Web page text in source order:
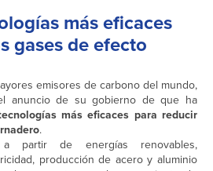
más eficaces
gases de efecto
emisores de carbono del mundo,
anuncio de su gobierno de que ha
más eficaces para reducir
.
a partir de energías renovables,
producción de acero y aluminio